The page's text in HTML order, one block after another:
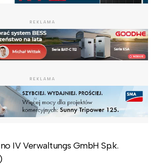
REKLAMA
REKLAMA
IV Verwaltungs GmbH Sp.k.